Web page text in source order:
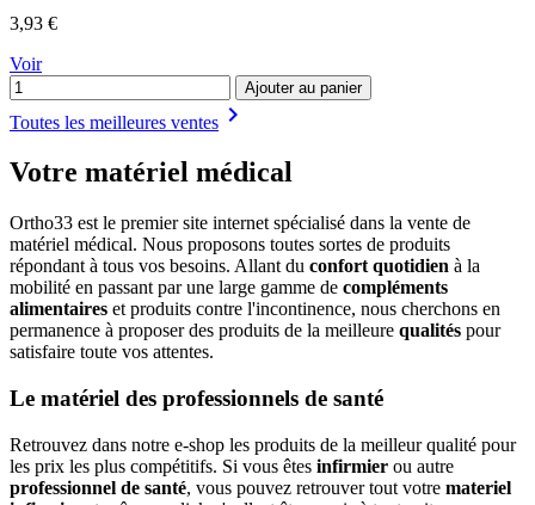
3,93 €Prix
Voir
Ajouter au panier
Toutes les meilleures ventes 
Votre matériel médical
Ortho33 est le premier site internet spécialisé dans la vente de
matériel médical. Nous proposons toutes sortes de produits
répondant à tous vos besoins. Allant du confort quotidien à la
mobilité en passant par une large gamme de compléments
alimentaires et produits contre l'incontinence, nous cherchons en
permanence à proposer des produits de la meilleure qualités pour
satisfaire toute vos attentes.
Le matériel des professionnels de santé
Retrouvez dans notre e-shop les produits de la meilleur qualité pour
les prix les plus compétitifs. Si vous êtes infirmier ou autre
professionnel de santé, vous pouvez retrouver tout votre materiel